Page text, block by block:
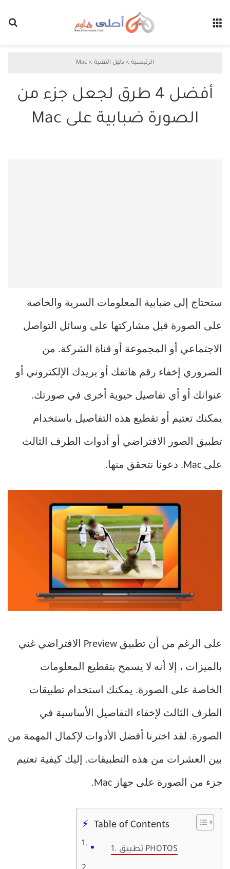
الرئيسية > دليل التقنية >
Mac
أفضل 4 طرق لجعل جزء من
الصورة ضبابية على Mac
ستحتاج إلى ضبابية المعلومات السرية والخاصة
على الصورة قبل مشاركتها على وسائل التواصل
الاجتماعي أو المجموعة أو قناة الشركة. من
الضروري إخفاء رقم هاتفك أو بريدك الإلكتروني أو
عنوانك أو أي تفاصيل حيوية أخرى في صورتك.
يمكنك تعتيم أو تقطيع هذه التفاصيل باستخدام
تطبيق الصور الافتراضي أو أدوات الطرف الثالث
على Mac. دعونا نتحقق منها.
على الرغم من أن تطبيق Preview الافتراضي غني
بالميزات ، إلا أنه لا يسمح بتقطيع المعلومات
الخاصة على الصورة. يمكنك استخدام تطبيقات
الطرف الثالث لإخفاء التفاصيل الأساسية في
الصورة. لقد اخترنا أفضل الأدوات لإكمال المهمة من
بين العشرات من هذه التطبيقات. إليك كيفية تعتيم
جزء من الصورة على جهاز Mac.
Table of Contents
1. تطبيق PHOTOS